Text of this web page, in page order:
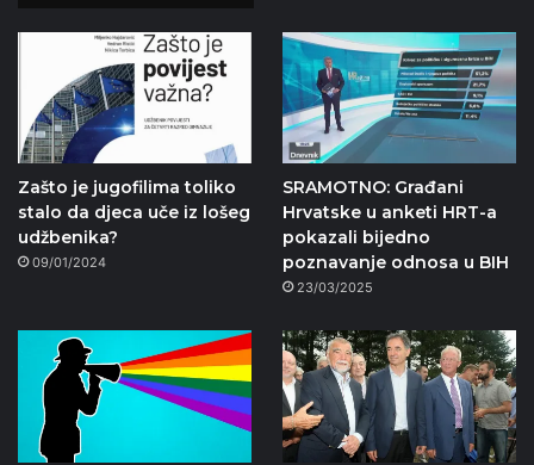
Zašto je jugofilima toliko
stalo da djeca uče iz lošeg
udžbenika?
09/01/2024
SRAMOTNO: Građani
Hrvatske u anketi HRT-a
pokazali bijedno
poznavanje odnosa u BIH
23/03/2025